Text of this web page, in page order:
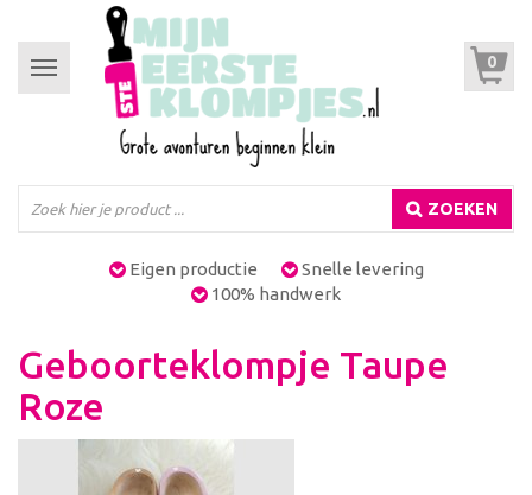
Toggle
navigation
0
ZOEKEN
Eigen productie
Snelle levering
100% handwerk
Geboorteklompje Taupe
Roze